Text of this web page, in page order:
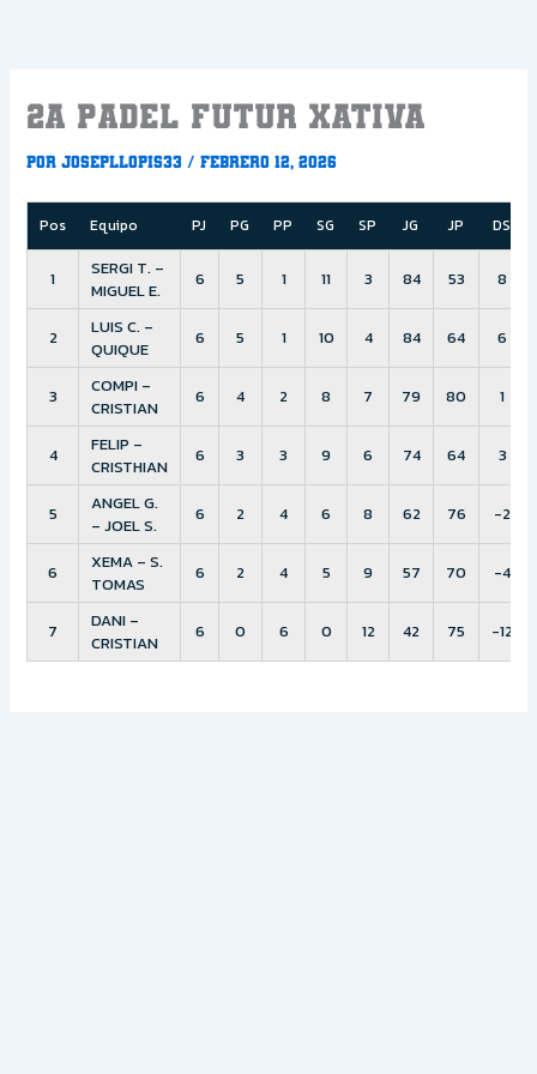
2a PADEL FUTUR XATIVA
PorJosepllopis33/febrero 12, 2026
Pos Equipo PJ PG PP SG SP JG JP DS
1
SERGI T. –
MIGUEL E.
6 5 1 11 3 84 53 8
2
LUIS C. –
QUIQUE
6 5 1 10 4 84 64 6
3
COMPI –
CRISTIAN
6 4 2 8 7 79 80 1
4
FELIP –
CRISTHIAN
6 3 3 9 6 74 64 3
5
ANGEL G.
– JOEL S.
6 2 4 6 8 62 76 -2
6
XEMA – S.
TOMAS
6 2 4 5 9 57 70 -4
7
DANI –
CRISTIAN
6 0 6 0 12 42 75 -12